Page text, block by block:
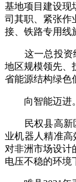
基地项目建设现
司其职、紧张作
接、铁路专用线
这一总投资约
地区规模领先、
省能源结构绿色
向智能迈进。
民权县高新区
业机器人精准
对非洲市场设计
电压不稳的环境